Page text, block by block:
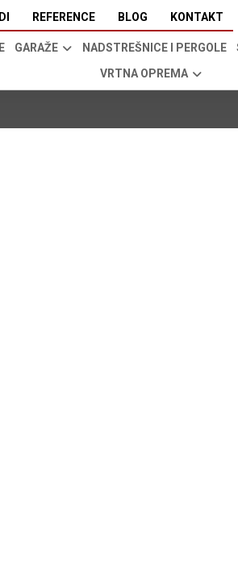
REFERENCE BLOG KONTAKT
GARAŽE NADSTREŠNICE I PERGOLE
VRTNA OPREMA